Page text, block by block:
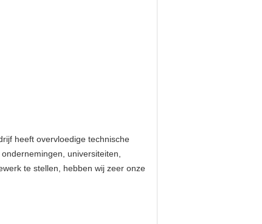
heeft overvloedige technische
universiteiten,
te stellen, hebben wij zeer onze